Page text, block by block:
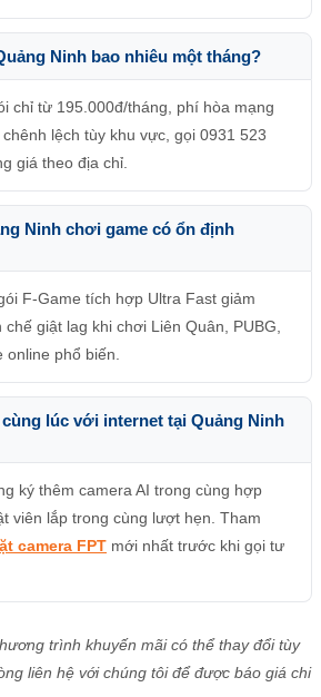
Ninh bao nhiêu một tháng?
chỉ từ 195.000đ/tháng, phí hòa mạng
lệch tùy khu vực, gọi 0931 523
giá theo địa chỉ.
Ninh chơi game có ổn định
F-Game tích hợp Ultra Fast giảm
giật lag khi chơi Liên Quân, PUBG,
phổ biến.
cùng lúc với internet tại Quảng Ninh
ký thêm camera AI trong cùng hợp
viên lắp trong cùng lượt hẹn. Tham
camera FPT mới nhất trước khi gọi tư
trình khuyến mãi có thể thay đổi tùy
liên hệ với chúng tôi để được báo giá chi